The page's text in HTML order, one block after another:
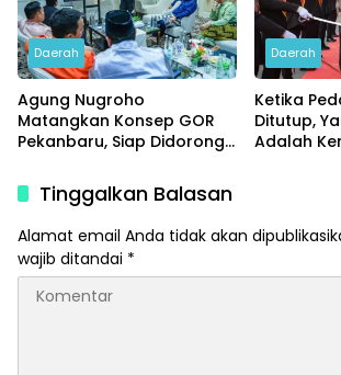
Daerah
Agung Nugroho
Matangkan Konsep GOR
Pekanbaru, Siap Didorong
Daerah
Ketika
Ditutup,
Adalah
Tinggalkan Balasan
Alamat email Anda tidak akan
wajib ditandai *